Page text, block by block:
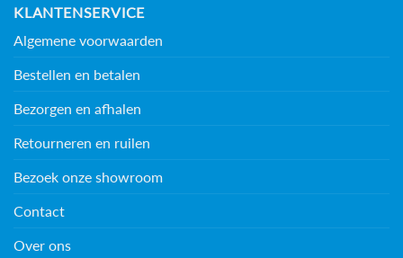
KLANTENSERVICE
Algemene voorwaarden
Bestellen en betalen
Bezorgen en afhalen
Retourneren en ruilen
Bezoek onze showroom
Contact
Over ons